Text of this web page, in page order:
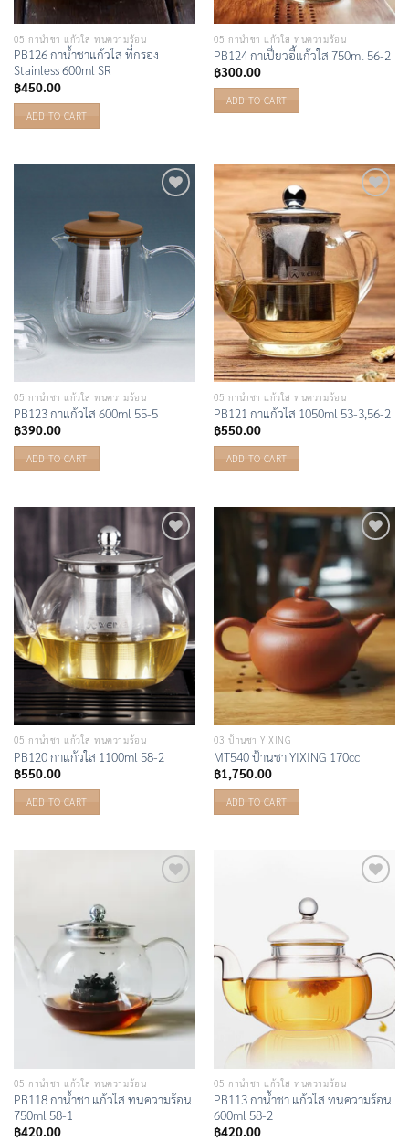
05 กาน้ำชา แก้วใส ทนความร้อน
PB126 กาน้ำชาแก้วใส ที่กรอง
Stainless 600ml SR
฿450.00
ADD TO CART
05 กาน้ำชา แก้วใส ทนความร้อน
PB124 กาเปี่ยวอี้แก้วใส 750ml 56-2
฿300.00
ADD TO CART
05 กาน้ำชา แก้วใส ทนความร้อน
PB123 กาแก้วใส 600ml 55-5
฿390.00
ADD TO CART
Add to
Wishlist
05 กาน้ำชา แก้วใส ทนความร้อน
PB121 กาแก้วใส 1050ml 53-3,56-2
฿550.00
ADD TO CART
Add to
Wishlist
05 กาน้ำชา แก้วใส ทนความร้อน
PB120 กาแก้วใส 1100ml 58-2
฿550.00
ADD TO CART
Add to
Wishlist
03 ป้านชา YIXING
MT540 ป้านชา YIXING 170cc
฿1,750.00
ADD TO CART
05 กาน้ำชา แก้วใส ทนความร้อน
PB118 กาน้ำชา แก้วใส ทนความร้อน
750ml 58-1
฿420.00
05 กาน้ำชา แก้วใส ทนความร้อน
PB113 กาน้ำชา แก้วใส ทนความร้อน
600ml 58-2
฿420.00